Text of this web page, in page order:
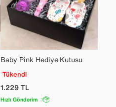
Baby Pink Hediye Kutusu
Tükendi
1.229TL
Hızlı Gönderim